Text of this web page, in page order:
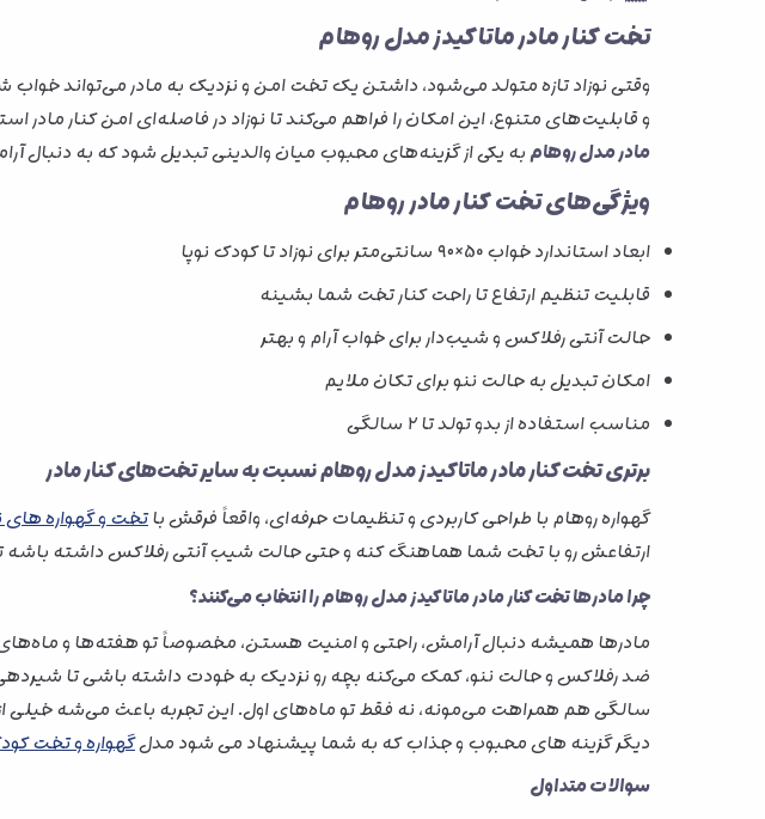
تخت کنار مادر ماتاکیدز مدل روهام
وقتی نوزاد تازه متولد می‌شود، داشتن یک تخت امن و نزدیک به مادر می‌تواند خواب
و قابلیت‌های متنوع، این امکان را فراهم می‌کند تا نوزاد در فاصله‌ای امن کنار
مادر مدل روهامبه یکی از گزینه‌های محبوب میان والدینی تبدیل شود که به دنبال
ویژگی‌های تخت کنار مادر روهام
ابعاد استاندارد خواب 50×۹۰ سانتی‌متر برای نوزاد تا کودک نوپا
قابلیت تنظیم ارتفاع تا راحت کنار تخت شما بشینه
حالت آنتی رفلاکس و شیب‌دار برای خواب آرام و بهتر
امکان تبدیل به حالت ننو برای تکان ملایم
مناسب استفاده از بدو تولد تا ۲ سالگی
برتری تخت کنار مادر ماتاکیدز مدل روهام نسبت به سایر تخت‌های کنار مادر
گهواره روهام با طراحی کاربردی و تنظیمات حرفه‌ای، واقعاً فرقش باتخت و گهواره های
ارتفاعش رو با تخت شما هماهنگ کنه و حتی حالت شیب آنتی رفلاکس داشته باشه
چرا مادرها تخت کنار مادر ماتاکیدز مدل روهام را انتخاب می‌کنند؟
مادرها همیشه دنبال آرامش، راحتی و امنیت هستن، مخصوصاً تو هفته‌ها و
ضد رفلاکس و حالت ننو، کمک می‌کنه بچه رو نزدیک به خودت داشته باشی تا
سالگی هم همراهت می‌مونه، نه فقط تو ماه‌های اول. این تجربه باعث می‌شه خیلی
دیگر گزینه های محبوب و جذاب که به شما پیشنهاد می شود مدلگهواره و تخت
سوالات متداول